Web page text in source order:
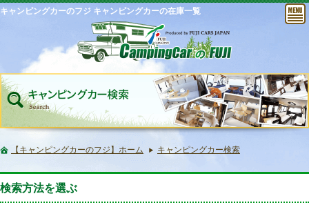
キャンピングカーのフジ キャンピングカーの在庫一覧
【キャンピングカーのフジ】ホーム キャンピングカー検索
検索方法を選ぶ